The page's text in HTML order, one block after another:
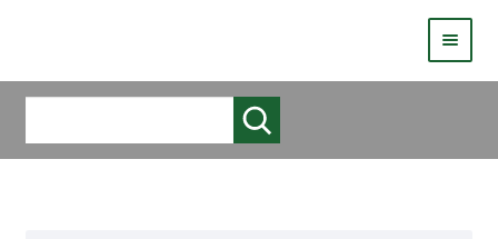
HOMEPAGE
COS’È LIVE